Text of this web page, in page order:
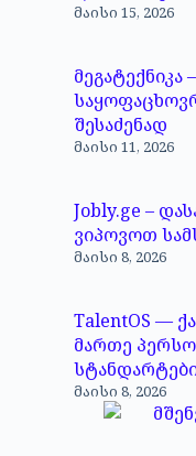
მაისი 15, 2026
შესაძენად
მაისი 11, 2026
Jobly.ge –
ვიპოვოთ
მაისი 8, 2026
TalentOS —
მართე
მაისი 8, 2026